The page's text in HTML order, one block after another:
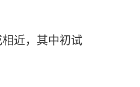
近，其中初试